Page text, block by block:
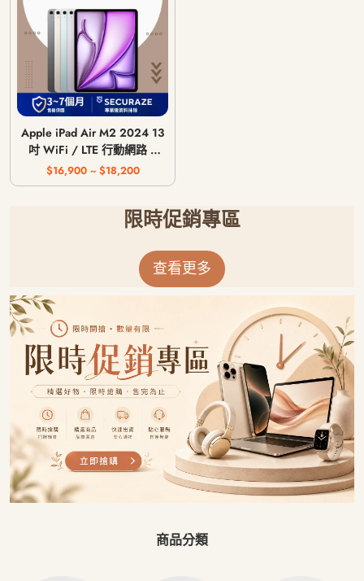
Apple iPad Air M2 2024 13
吋 WiFi / LTE 行動網路 /
128G 256G 512G 1T
$16,900 ~ $18,200
限時促銷專區
查看更多
商品分類